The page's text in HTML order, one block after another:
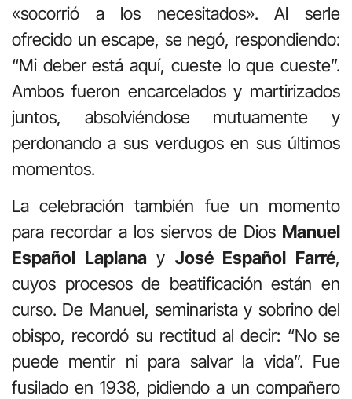
«socorrió a los necesitados».Al serle
ofrecido un escape, se negó, respondiendo:
“Mi deber está aquí, cueste lo que cueste”.
Ambos fueron encarcelados y martirizados
juntos, absolviéndose mutuamente y
perdonando a sus verdugos en sus últimos
momentos.
La celebración también fue un momento
para recordar a los siervos de Dios Manuel
Español Laplanay José Español Farré,
cuyos procesos de beatificación están en
curso. De Manuel, seminarista y sobrino del
obispo, recordó su rectitud al decir: “No se
puede mentir ni para salvar la vida”. Fue
fusilado en 1938, pidiendo a un compañero